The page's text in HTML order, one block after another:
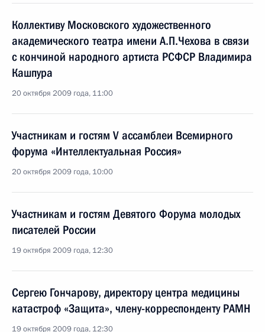
Коллективу Московского художественного
академического театра имени А.П.Чехова в связи
с кончиной народного артиста РСФСР Владимира
Кашпура
20 октября 2009 года, 11:00
Участникам и гостям V ассамблеи Всемирного
форума «Интеллектуальная Россия»
20 октября 2009 года, 10:00
Участникам и гостям Девятого Форума молодых
писателей России
19 октября 2009 года, 12:30
Сергею Гончарову, директору центра медицины
катастроф «Защита», члену-корреспонденту РАМН
19 октября 2009 года, 12:30